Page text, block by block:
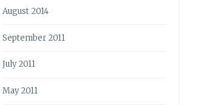
August 2014
September 2011
July 2011
May 2011